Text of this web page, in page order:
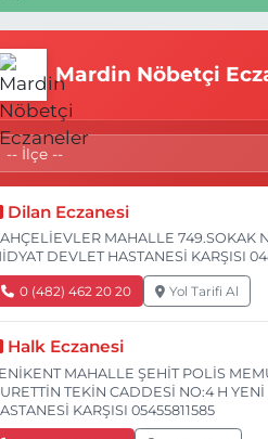
Mardin Nöbetçi
Dilan Eczanesi
MAHALLE 749.SOKAK
DEVLET HASTANESİ KARŞISI
0 (482) 462 20 20 Yol Tarifi Al
Halk Eczanesi
MAHALLE ŞEHİT POLİS
TEKİN CADDESİ NO:4 H
KARŞISI 05455811585